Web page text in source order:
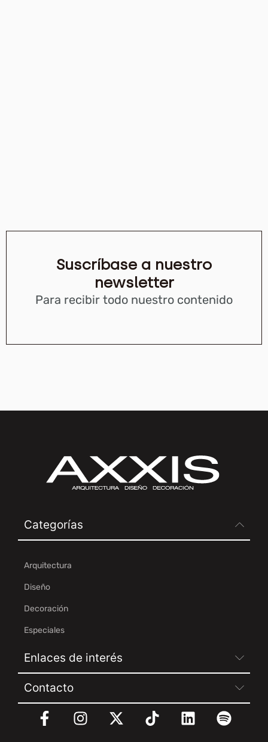
Suscríbase a nuestro
newsletter
Para recibir todo nuestro contenido
Categorías
Arquitectura
Diseño
Decoración
Especiales
Enlaces de interés
Contacto